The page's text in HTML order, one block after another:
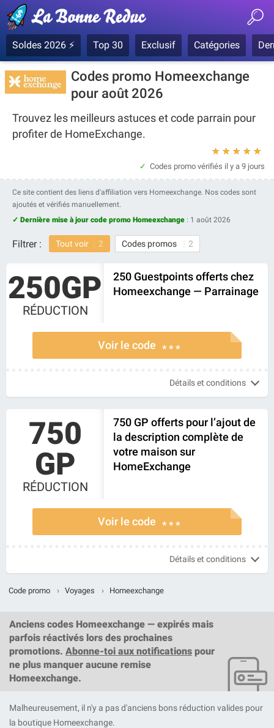
Soldes 2026 ⚡ Top 30 Exclusif Catégories
Codes promo Homeexchange
pour août 2026
Trouvez les meilleurs astuces et code parrain pour
profiter de HomeExchange.
★
★
★
★
★
Codes promo vérifiés il y a 9 jours
Ce site contient des liens d'affiliation vers Homeexchange. Nos codes sont
ajoutés et vérifiés manuellement.
✓ Dernière mise à jour code promo Homeexchange : 1 août 2026
Filtrer : Tout voir 2 Codes promos 2
250GP
RÉDUCTION
250 Guestpoints offerts chez
Homeexchange — Parrainage
Voir le code * * *
Détails et conditions
750
GP
RÉDUCTION
750 GP offerts pour l’ajout de
la description complète de
votre maison sur
HomeExchange
Voir le code * * *
Détails et conditions
Code promo › Voyages › Homeexchange
Anciens codes Homeexchange — expirés mais
parfois réactivés lors des prochaines
promotions. Abonne-toi aux notifications pour
ne plus manquer aucune remise
Homeexchange.
Malheureusement, il n'y a pas d'anciens bons réduction valides pour
la boutique Homeexchange.